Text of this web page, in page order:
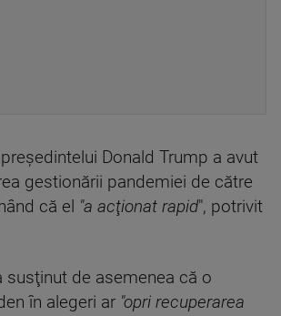
Donald Trump a avut
gestionării pandemiei de către
că el "a acţionat rapid", potrivit
susţinut de asemenea că o
în alegeri ar "opri recuperarea